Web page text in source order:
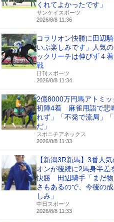
くれてよかったです」
サンケイスポーツ
2026/8/8 11:36
コラリオン快勝に田辺
いぶ楽しみです」人気の
ックリーチは伸びず４
戦
日刊スポーツ
2026/8/8 11:34
2億8000万円馬アトミッ
初陣4着 麻雀用語で悲
れず」「不発で流局」
だ」
スポニチアネックス
2026/8/8 11:33
【新潟3R新馬】3番人
オンが後続に2馬身半差
快勝 田辺騎手「まだ物
さもあるので、今後の
しみ」
中日スポーツ
2026/8/8 11:33